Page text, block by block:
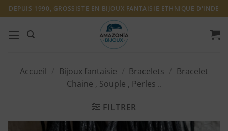
Passer
au
contenu
DEPUIS 1990, GROSSISTE EN BIJOUX FANTAISIE ETHNIQUE D'INDE
Accueil Bijoux fantaisie Bracelets
Bracelet
Chaine , Souple , Perles ..
FILTRER